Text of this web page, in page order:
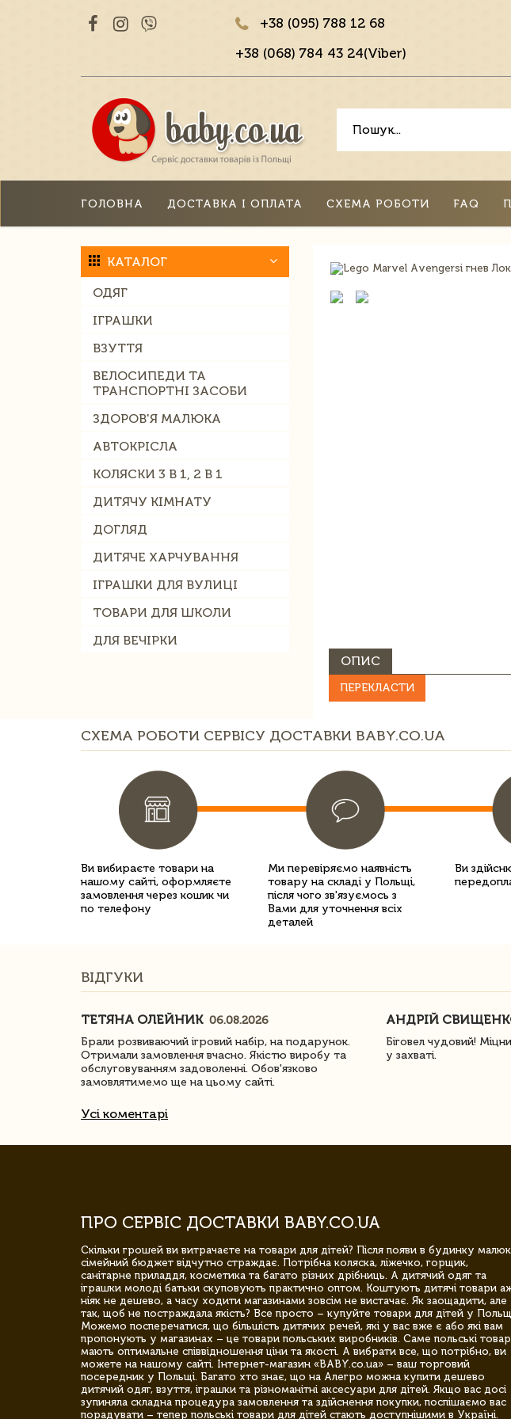
+38 (095) 788 12 68
+38 (068) 784 43 24(Viber)
ГОЛОВНА ДОСТАВКА І ОПЛАТА СХЕМА РОБОТИ FAQ
КАТАЛОГ
ОДЯГ
ІГРАШКИ
ВЗУТТЯ
ВЕЛОСИПЕДИ ТА
ТРАНСПОРТНІ ЗАСОБИ
ЗДОРОВ'Я МАЛЮКА
АВТОКРІСЛА
КОЛЯСКИ 3 В 1, 2 В 1
ДИТЯЧУ КІМНАТУ
ДОГЛЯД
ДИТЯЧЕ ХАРЧУВАННЯ
ІГРАШКИ ДЛЯ ВУЛИЦІ
ТОВАРИ ДЛЯ ШКОЛИ
ДЛЯ ВЕЧІРКИ
ОПИС
ПЕРЕКЛАСТИ
СХЕМА РОБОТИ СЕРВІСУ ДОСТАВКИ BABY.CO.UA
Ви вибираєте товари на
нашому сайті, оформляєте
замовлення через кошик чи
по телефону
Ми перевіряємо наявність
товару на складі у Польщі,
після чого зв'язуємось з
Вами для уточнення всіх
деталей
Ви
ВІДГУКИ
ТЕТЯНА ОЛЕЙНИК 06.08.2026
Брали розвиваючий ігровий набір, на подарунок.
Отримали замовлення вчасно. Якістю виробу та
обслуговуванням задоволенні. Обов'язково
замовлятимемо ще на цьому сайті.
АНДРІЙ
Біговел чудовий!
у захваті.
Усі коментарі
ПРО СЕРВІС ДОСТАВКИ BABY.CO.UA
Скільки грошей ви витрачаєте на товари для дітей? Після появи в будинку
сімейний бюджет відчутно страждає. Потрібна коляска, ліжечко, горщик,
санітарне приладдя, косметика та багато різних дрібниць. А дитячий одяг та
іграшки молоді батьки скуповують практично оптом. Коштують дитячі товари
ніяк не дешево, а часу ходити магазинами зовсім не вистачає. Як заощадити, але
так, щоб не постраждала якість? Все просто – купуйте товари для дітей у
Можемо посперечатися, що більшість дитячих речей, які у вас вже є або які вам
пропонують у магазинах – це товари польських виробників. Саме польські
мають оптимальне співвідношення ціни та якості. А вибрати все, що потрібно, ви
можете на нашому сайті. Інтернет-магазин «BABY.co.ua» – ваш торговий
посередник у Польщі. Багато хто знає, що на Алегро можна купити дешево
дитячий одяг, взуття, іграшки та різноманітні аксесуари для дітей. Якщо вас досі
зупиняла складна процедура замовлення та здійснення покупки, поспішаємо вас
порадувати – тепер польські товари для дітей стають доступнішими в Україні.